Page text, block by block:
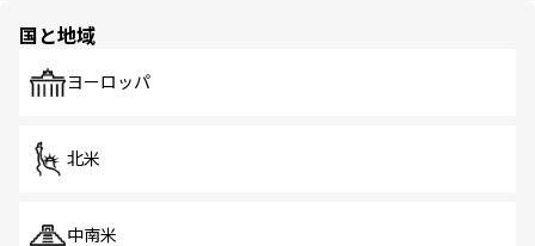
で、ホーカーズは地元の風情を楽しめる外せないスポット
国と地域
ヨーロッパ
北米
中南米